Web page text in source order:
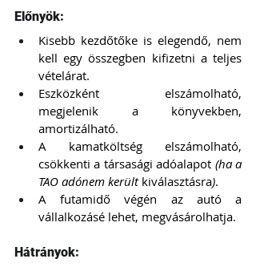
Előnyök:
Kisebb kezdőtőke is elegendő, nem
kell egy összegben kifizetni a teljes
vételárat.
Eszközként elszámolható,
megjelenik a könyvekben,
amortizálható.
A kamatköltség elszámolható,
csökkenti a társasági adóalapot (ha a
TAO adónem került kiválasztásra).
A futamidő végén az autó a
vállalkozásé lehet, megvásárolhatja.
Hátrányok: